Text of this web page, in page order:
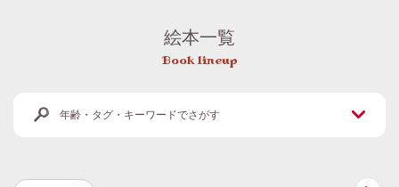
絵本一覧
Book lineup
年齢・タグ・キーワードでさがす